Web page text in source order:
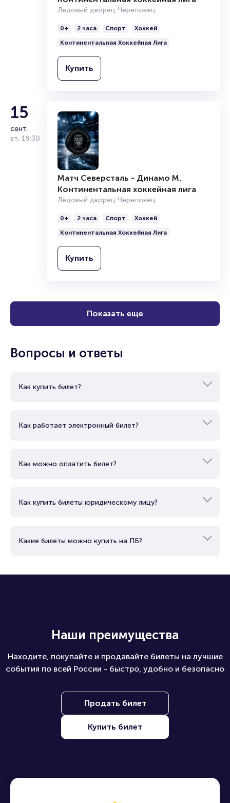
Континентальная хоккейная лига
Ледовый дворец Череповец
0+
Континентальная Хоккейная Лига
Ледовый дворец Череповец
0+ 2 часа Спорт
Хоккей
Континентальная Хоккейная Лига
Купить
15
сент.
вт, 19:30
Матч Северсталь - Динамо М.
Континентальная хоккейная лига
Ледовый дворец Череповец
0+ 2 часа Спорт
Хоккей
Континентальная Хоккейная Лига
Купить
Показать еще
Вопросы и ответы
Как купить билет?
Как работает электронный билет?
Как можно оплатить билет?
Как купить билеты юридическому лицу?
Какие билеты можно купить на ПБ?
Наши преимущества
Находите, покупайте и продавайте билеты на лучшие
события по всей России - быстро, удобно и безопасно
Продать билет
Купить билет